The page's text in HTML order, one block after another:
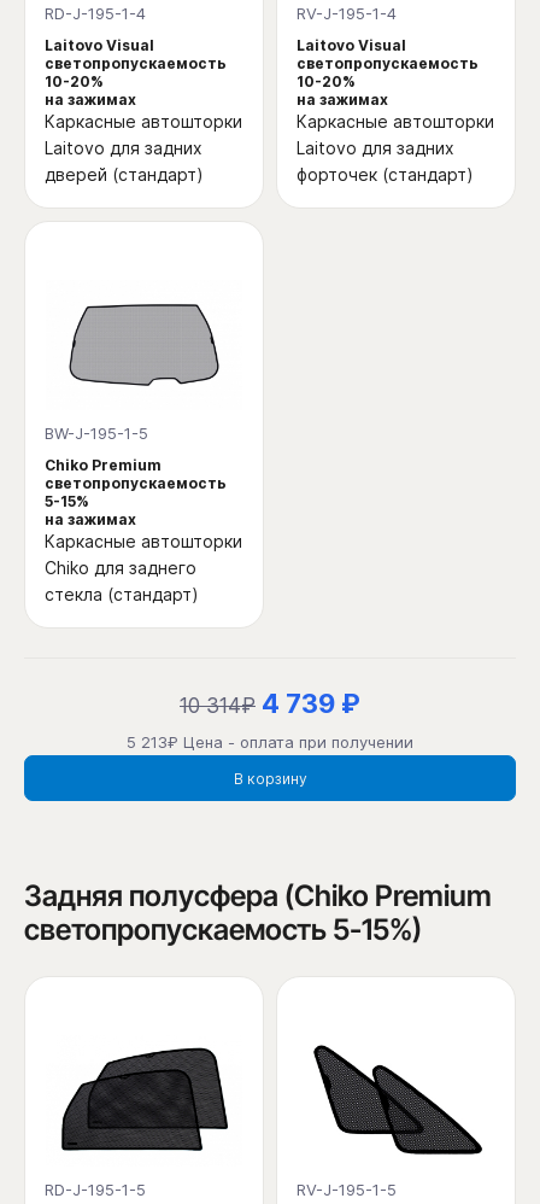
RD-J-195-1-4
Laitovo Visual
светопропускаемость
10-20%
на зажимах
Каркасные автошторки
Laitovo для задних
дверей (стандарт)
RV-J-195-1-4
Laitovo Visual
светопропускаемость
10-20%
на зажимах
Каркасные автошторки
Laitovo для задних
форточек (стандарт)
BW-J-195-1-5
Chiko Premium
светопропускаемость
5-15%
на зажимах
Каркасные автошторки
Chiko для заднего
стекла (стандарт)
10 314₽ 4 739 ₽
5 213₽ Цена - оплата при получении
В корзину
Задняя полусфера (Chiko Premium
светопропускаемость 5-15%)
RD-J-195-1-5 RV-J-195-1-5